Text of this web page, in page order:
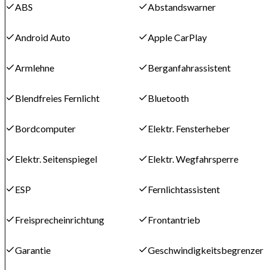
ABS Abstandswarner
Android Auto Apple CarPlay
Armlehne Berganfahrassistent
Blendfreies Fernlicht Bluetooth
Bordcomputer Elektr. Fensterheber
Elektr. Seitenspiegel Elektr. Wegfahrsperre
ESP Fernlichtassistent
Freisprecheinrichtung Frontantrieb
Garantie Geschwindigkeitsbegrenzer